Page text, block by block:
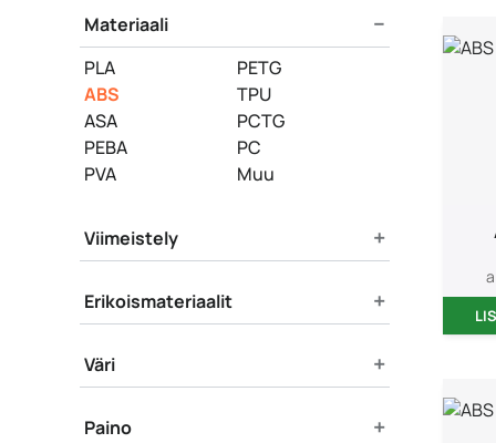
Materiaali −
PLA
PETG
ABS
TPU
ASA
PCTG
PEBA
PC
PVA
Muu
Viimeistely +
Erikoismateriaalit +
Väri +
Paino +